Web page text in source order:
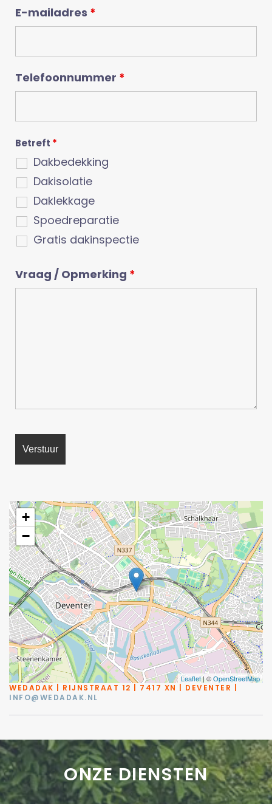
E-mailadres *
Telefoonnummer *
Betreft *
Dakbedekking
Dakisolatie
Daklekkage
Spoedreparatie
Gratis dakinspectie
Vraag / Opmerking *
+
−
Leaflet| ©OpenStreetMap
WEDADAK | RIJNSTRAAT 12 | 7417 XN | DEVENTER |
INFO@WEDADAK.NL
ONZE DIENSTEN